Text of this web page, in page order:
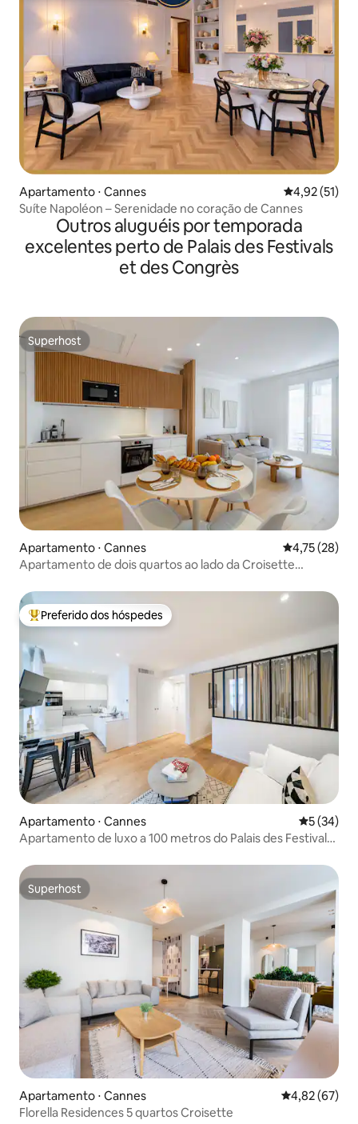
Apartamento ⋅ Cannes 4,92 de uma
4,92 (51)
Suíte Napoléon – Serenidade no coração de Cannes
Outros aluguéis por temporada
excelentes perto de Palais des Festivals
et des Congrès
Superhost
Superhost
Apartamento ⋅ Cannes 4,75 de uma
4,75 (28)
Apartamento de dois quartos ao lado da Croisette
Entre os melhores preferidos dos hóspedes
Preferido dos hóspedes
Apartamento ⋅ Cannes 5 de uma
5 (34)
Apartamento de luxo a 100 metros do Palais des Festivals
Superhost
Superhost
Apartamento ⋅ Cannes 4,82 de uma
4,82 (67)
Florella Residences 5 quartos Croisette